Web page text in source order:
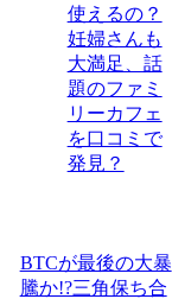
使えるの？
妊婦さんも
大満足、話
題のファミ
リーカフェ
を口コミで
発見？
BTCが最後の大暴
騰か!?三角保ち合